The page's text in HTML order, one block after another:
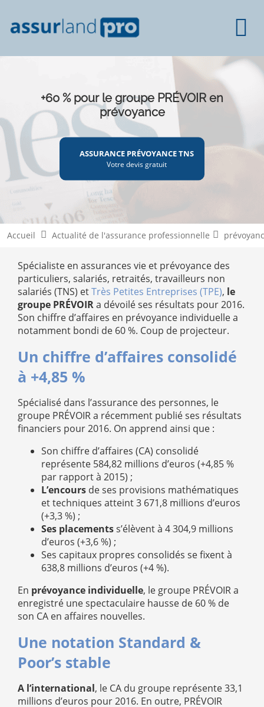
+60 % pour le groupe PRÉVOIR en
prévoyance
ASSURANCE PRÉVOYANCE TNS
Votre devis gratuit
Accueil Actualité de l'assurance professionnelle
Spécialiste en assurances vie et prévoyance des
particuliers, salariés, retraités, travailleurs non
salariés (TNS) etTrès Petites Entreprises (TPE), le
groupe PRÉVOIRa dévoilé ses résultats pour 2016.
Son chiffre d’affaires en prévoyance individuelle a
notamment bondi de 60 %. Coup de projecteur.
Un chiffre d’affaires consolidé
à +4,85 %
Spécialisé dans l’assurance des personnes, le
groupe PRÉVOIR a récemment publié ses résultats
financiers pour 2016. On apprend ainsi que :
Son chiffre d’affaires (CA) consolidé
représente 584,82 millions d’euros (+4,85 %
par rapport à 2015) ;
L’encours de ses provisions mathématiques
et techniques atteint 3 671,8 millions d’euros
(+3,3 %) ;
Ses placementss’élèvent à 4 304,9 millions
d’euros (+3,6 %) ;
Ses capitaux propres consolidés se fixent à
638,8 millions d’euros (+4 %).
En prévoyance individuelle, le groupe PRÉVOIR a
enregistré une spectaculaire hausse de 60 % de
son CA en affaires nouvelles.
Une notation Standard &
Poor’s stable
A l’international, le CA du groupe représente 33,1
millions d’euros pour 2016. En outre, PRÉVOIR